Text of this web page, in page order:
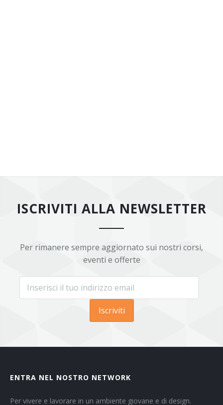
ISCRIVITI ALLA NEWSLETTER
Per rimanere sempre aggiornato sui nostri corsi,
eventi e offerte
Iscriviti
ENTRA NEL NOSTRO NETWORK
Per vivere e lavorare in un ambiente giovane e di design.